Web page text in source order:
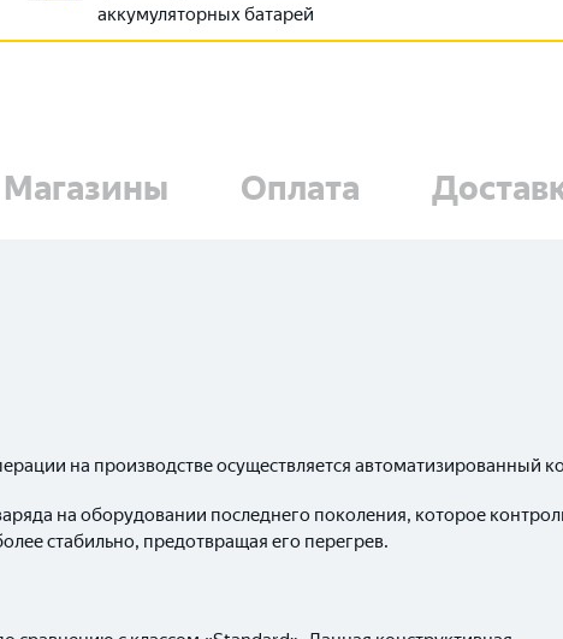
аккумуляторных батарей
Магазины Оплата
на производстве осуществляется автоматизированный
на оборудовании последнего поколения, которое
стабильно, предотвращая его перегрев.